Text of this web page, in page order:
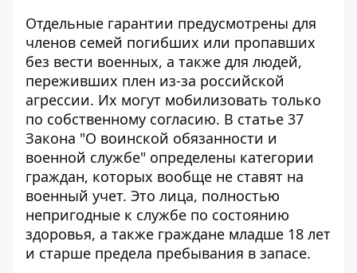
Отдельные гарантии предусмотрены для
членов семей погибших или пропавших
без вести военных, а также для людей,
переживших плен из-за российской
агрессии. Их могут мобилизовать только
по собственному согласию. В статье 37
Закона "О воинской обязанности и
военной службе" определены категории
граждан, которых вообще не ставят на
военный учет. Это лица, полностью
непригодные к службе по состоянию
здоровья, а также граждане младше 18 лет
и старше предела пребывания в запасе.